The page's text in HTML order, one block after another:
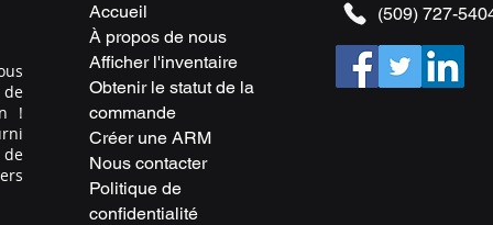
!
Accueil
À propos de nous
Afficher l'inventaire
Obtenir le statut de la
commande
Créer une ARM
Nous contacter
Politique de
confidentialité
(509) 727-